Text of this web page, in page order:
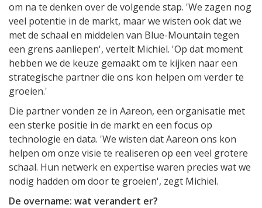
om na te denken over de volgende stap. 'We zagen nog
veel potentie in de markt, maar we wisten ook dat we
met de schaal en middelen van Blue-Mountain tegen
een grens aanliepen', vertelt Michiel. 'Op dat moment
hebben we de keuze gemaakt om te kijken naar een
strategische partner die ons kon helpen om verder te
groeien.'
Die partner vonden ze in Aareon, een organisatie met
een sterke positie in de markt en een focus op
technologie en data. 'We wisten dat Aareon ons kon
helpen om onze visie te realiseren op een veel grotere
schaal. Hun netwerk en expertise waren precies wat we
nodig hadden om door te groeien', zegt Michiel.
De overname: wat verandert er?